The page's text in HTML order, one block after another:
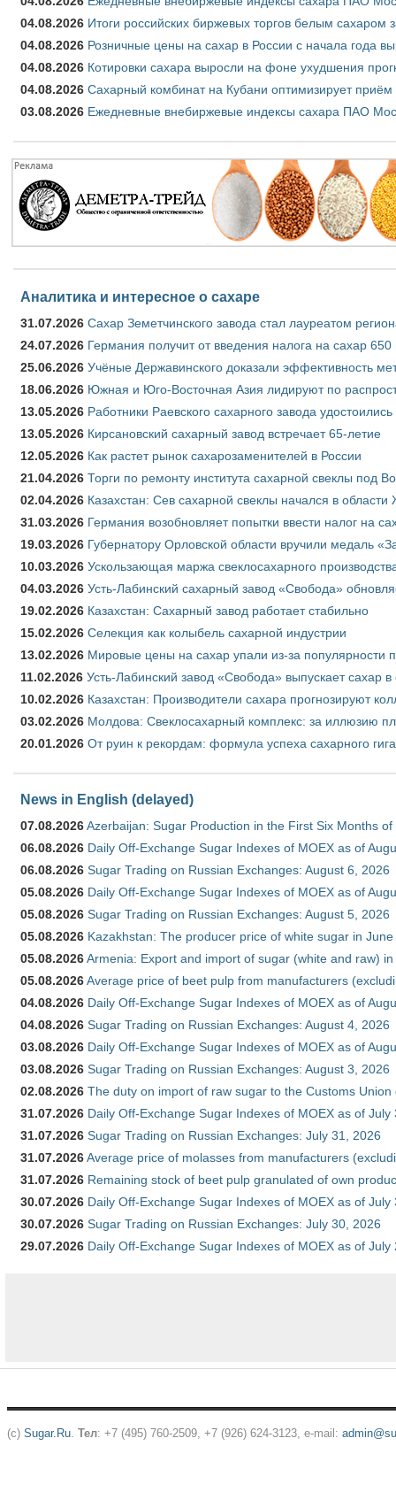
04.08.2026 Итоги российских биржевых торгов белым сахаром
04.08.2026 Розничные цены на сахар в России с начала года
04.08.2026 Котировки сахара выросли на фоне ухудшения
04.08.2026 Сахарный комбинат на Кубани оптимизирует приём
03.08.2026 Ежедневные внебиржевые индексы сахара ПАО
Аналитика и интересное о сахаре
31.07.2026 Сахар Земетчинского завода стал лауреатом
24.07.2026 Германия получит от введения налога на сахар
25.06.2026 Учёные Державинского доказали эффективность
18.06.2026 Южная и Юго-Восточная Азия лидируют по
13.05.2026 Работники Раевского сахарного завода удостоились
13.05.2026 Кирсановский сахарный завод встречает 65-летие
12.05.2026 Как растет рынок сахарозаменителей в России
21.04.2026 Торги по ремонту института сахарной свеклы под
02.04.2026 Казахстан: Сев сахарной свеклы начался в области
31.03.2026 Германия возобновляет попытки ввести налог на
19.03.2026 Губернатору Орловской области вручили медаль
10.03.2026 Ускользающая маржа свеклосахарного
04.03.2026 Усть-Лабинский сахарный завод «Свобода»
19.02.2026 Казахстан: Сахарный завод работает стабильно
15.02.2026 Селекция как колыбель сахарной индустрии
13.02.2026 Мировые цены на сахар упали из-за популярности
11.02.2026 Усть-Лабинский завод «Свобода» выпускает сахар в
10.02.2026 Казахстан: Производители сахара прогнозируют
03.02.2026 Молдова: Свеклосахарный комплекс: за иллюзию
20.01.2026 От руин к рекордам: формула успеха сахарного
News in English (delayed)
07.08.2026Azerbaijan: Sugar Production in the First Six Months of
06.08.2026 Daily Off-Exchange Sugar Indexes of MOEX as of
06.08.2026 Sugar Trading on Russian Exchanges: August 6, 2026
05.08.2026 Daily Off-Exchange Sugar Indexes of MOEX as of
05.08.2026 Sugar Trading on Russian Exchanges: August 5, 2026
05.08.2026 Kazakhstan: The producer price of white sugar in
05.08.2026Armenia: Export and import of sugar (white and raw)
05.08.2026Average price of beet pulp from manufacturers
04.08.2026 Daily Off-Exchange Sugar Indexes of MOEX as of
04.08.2026 Sugar Trading on Russian Exchanges: August 4, 2026
03.08.2026 Daily Off-Exchange Sugar Indexes of MOEX as of
03.08.2026 Sugar Trading on Russian Exchanges: August 3, 2026
02.08.2026 The duty on import of raw sugar to the Customs
31.07.2026 Daily Off-Exchange Sugar Indexes of MOEX as of July
31.07.2026 Sugar Trading on Russian Exchanges: July 31, 2026
31.07.2026Average price of molasses from manufacturers
31.07.2026 Remaining stock of beet pulp granulated of own
30.07.2026 Daily Off-Exchange Sugar Indexes of MOEX as of July
30.07.2026 Sugar Trading on Russian Exchanges: July 30, 2026
29.07.2026 Daily Off-Exchange Sugar Indexes of MOEX as of July
(c) Sugar.Ru. Тел: +7 (495) 760-2509, +7 (926) 624-3123, e-mail: